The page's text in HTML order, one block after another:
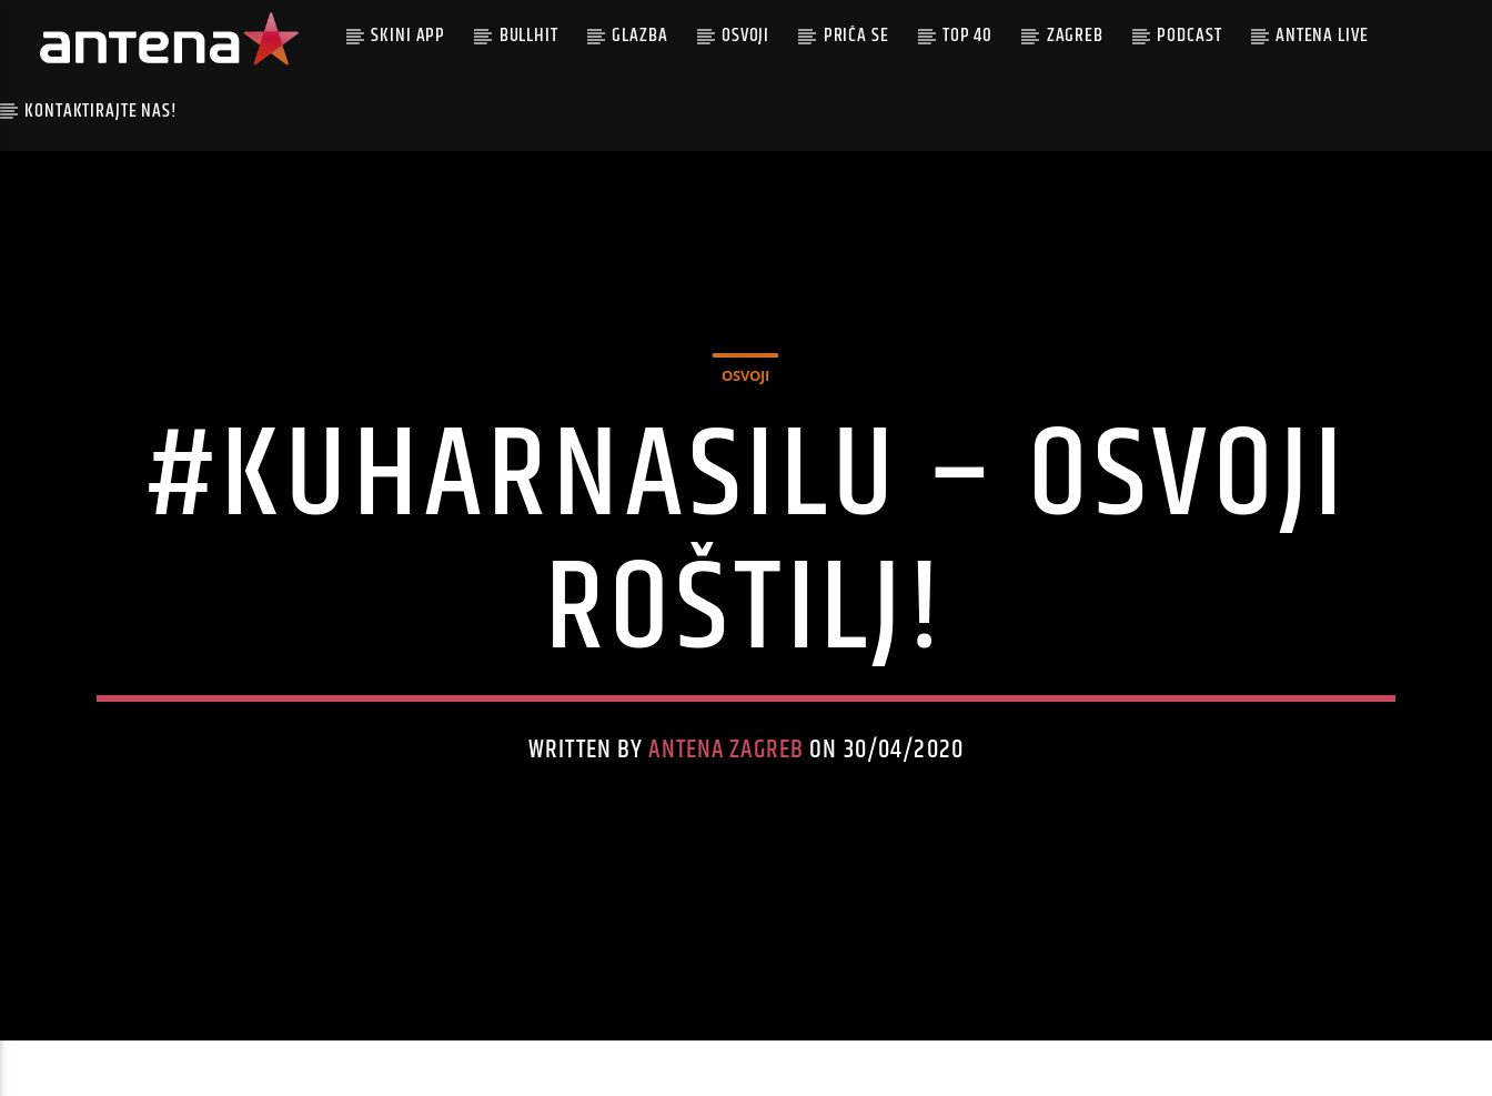
SKINI APP BULLHIT GLAZBA OSVOJI PRIČA SE TOP 40 ZAGREB PODCAST ANTENA LIVE
KONTAKTIRAJTE NAS!
OSVOJI
#KUHARNASILU – OSVOJI
ROŠTILJ!
WRITTEN BYANTENA ZAGREB ON 30/04/2020